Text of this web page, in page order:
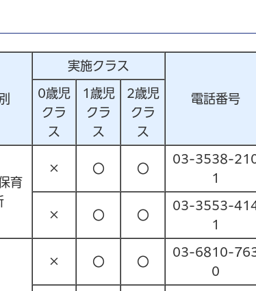
実施クラス
電話番号
0歳児
クラ
ス
1歳児
クラ
ス
2歳児
クラ
ス
育
× 〇 〇
03-3538-
1
× 〇 〇
03-3553-
1
× 〇 〇
03-6810-
0